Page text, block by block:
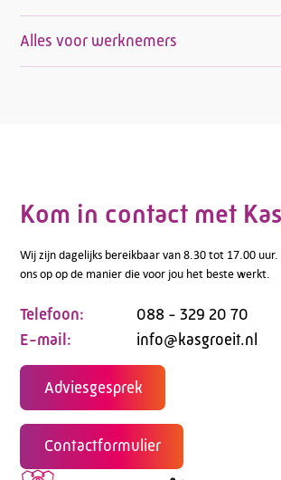
Alles voor werknemers
Kom in contact met
Wij zijn dagelijks bereikbaar van 8.30 tot 17.00
ons op op de manier die voor jou het beste werkt.
Telefoon:
088 - 329 20 70
E-mail:
info@kasgroeit.nl
Adviesgesprek
Contactformulier